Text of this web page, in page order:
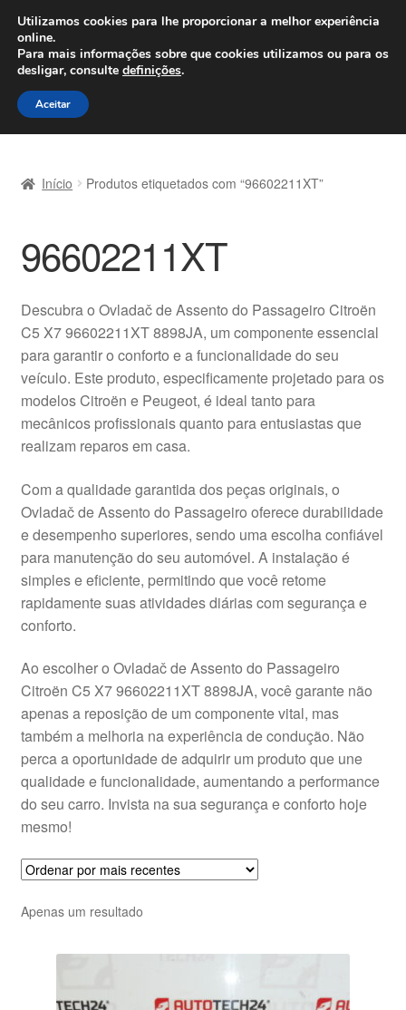
ENVIO a partir de 7 EUR
Seg-Sex, das 9h às 16h800 500 967
Ir
para
a
Saltar
para
o
Carrinho
Confira
Envio para todo o planeta
Minha conta
Pagamentos
Pagamentos
Política de Privacidade
Procedimento de Reclamação
Reclamações
Sobre nós
Termos e Condições
Transporte
Início Produtos etiquetados com “96602211XT”
96602211XT
Descubra o Ovladač de Assento do Passageiro Citroën
C5 X7 96602211XT 8898JA, um componente essencial
para garantir o conforto e a funcionalidade do seu
veículo. Este produto, especificamente projetado para os
modelos Citroën e Peugeot, é ideal tanto para
mecânicos profissionais quanto para entusiastas que
realizam reparos em casa.
Com a qualidade garantida dos peças originais, o
Ovladač de Assento do Passageiro oferece durabilidade
e desempenho superiores, sendo uma escolha confiável
para manutenção do seu automóvel. A instalação é
simples e eficiente, permitindo que você retome
rapidamente suas atividades diárias com segurança e
conforto.
Ao escolher o Ovladač de Assento do Passageiro
Citroën C5 X7 96602211XT 8898JA, você garante não
apenas a reposição de um componente vital, mas
também a melhoria na experiência de condução. Não
perca a oportunidade de adquirir um produto que une
qualidade e funcionalidade, aumentando a performance
do seu carro. Invista na sua segurança e conforto hoje
mesmo!
Apenas um resultado
Utilizamos cookies para lhe proporcionar a melhor experiência
online.
Para mais informações sobre que cookies utilizamos ou para os
desligar, consulte definições.
Aceitar